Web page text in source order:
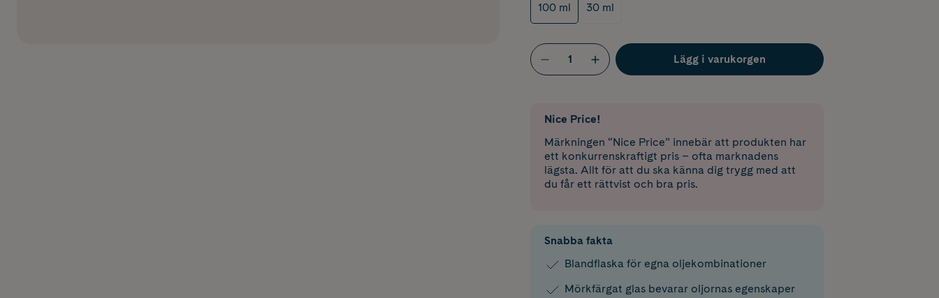
100 ml 30 ml
Lägg i varukorgen
Nice Price!
Märkningen “Nice Price” innebär att produkten har
ett konkurrenskraftigt pris – ofta marknadens
lägsta. Allt för att du ska känna dig trygg med att
du får ett rättvist och bra pris.
Snabba fakta
Blandflaska för egna oljekombinationer
Mörkfärgat glas bevarar oljornas egenskaper